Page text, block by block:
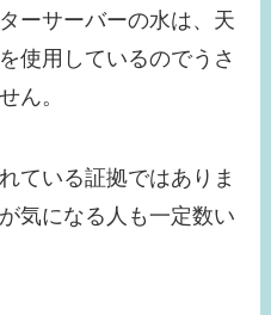
ーサーバーの水は、天
を使用しているのでうさ
ん。
ている証拠ではありま
が気になる人も一定数い